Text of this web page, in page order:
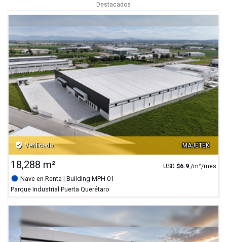
Destacados
MAJETEK
verified_user Verificado
18,288 m² USD $6.9 /m²/mes
Nave en Renta | Building MPH 01
Parque Industrial Puerta Querétaro